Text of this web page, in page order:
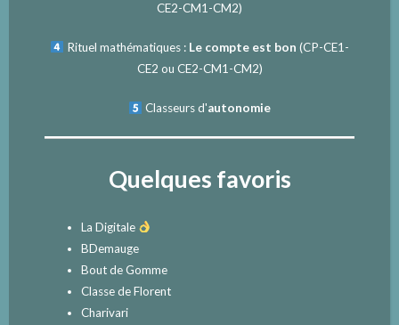
CE2-CM1-CM2)
Rituel mathématiques : Le compte est bon (CP-CE1-
CE2 ou CE2-CM1-CM2)
Classeurs d'autonomie
Quelques favoris
La Digitale
BDemauge
Bout de Gomme
Classe de Florent
Charivari